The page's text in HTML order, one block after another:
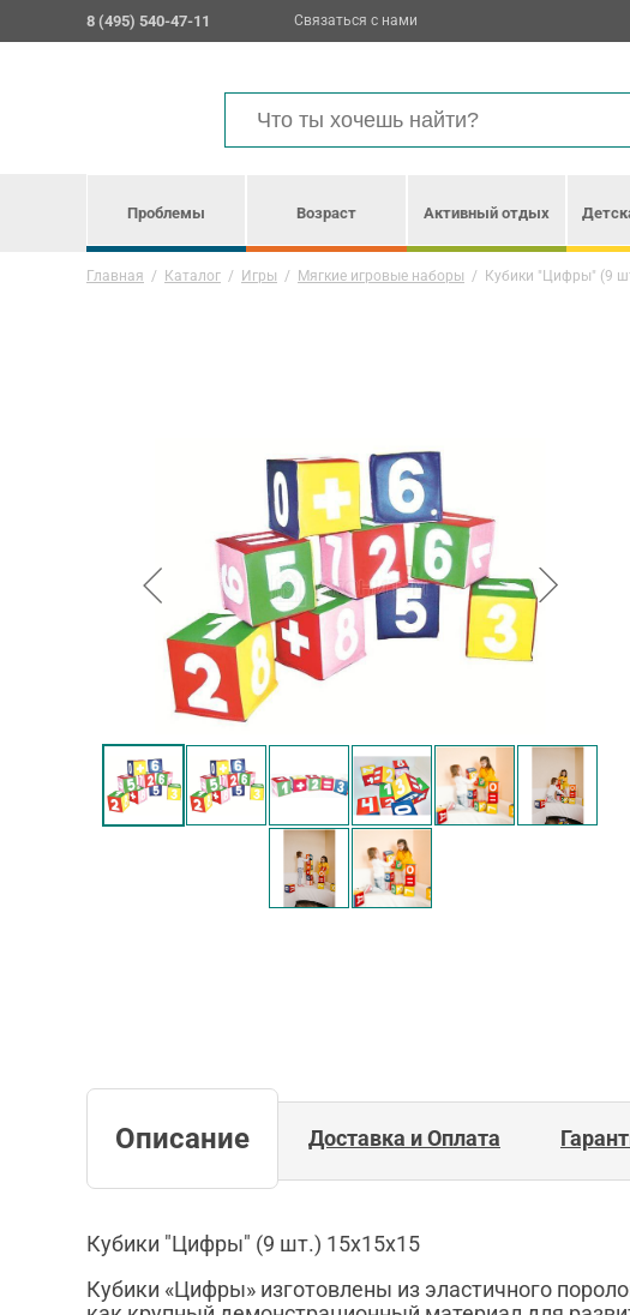
8 (495) 540-47-11 Связаться с нами
Проблемы Возраст Активный отдых
Главная / Каталог / Игры / Мягкие игровые наборы / Кубики "Цифры" (9
Описание Доставка и Оплата
Кубики "Цифры" (9 шт.) 15х15х15
Кубики «Цифры» изготовлены из эластичного